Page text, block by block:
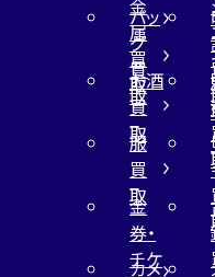
金
属
買
取
バッ
グ
買
取
お酒
買
取
服
買
取
金
券・
チケ
カメ